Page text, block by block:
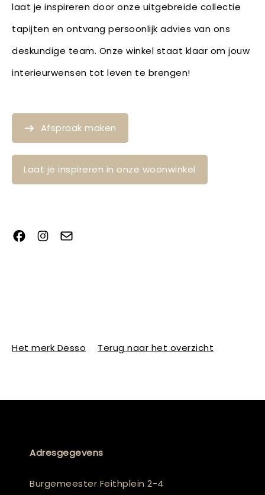
laat je inspireren door onze uitgebreide collectie
tapijten en ontvang persoonlijk advies van ons
deskundige team. Onze winkel staat klaar om jouw
interieurwensen tot leven te brengen!
Afspraak maken
Laat je inspireren in onze woonwinkel
Het merk Desso Terug naar het overzicht
Adresgegevens
Burgemeester Feithplein 2-4